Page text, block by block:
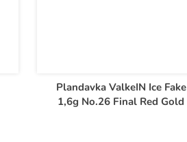
Plandavka ValkeIN Ice Fake
1,6g No.26 Final Red Gold